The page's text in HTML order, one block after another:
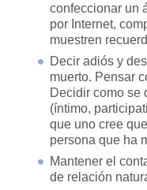
confeccionar un
por Internet,
muestren
Decir adiós y
muerto. Pensar
Decidir como se
(íntimo,
que uno cree
persona que ha
Mantener el
de relación